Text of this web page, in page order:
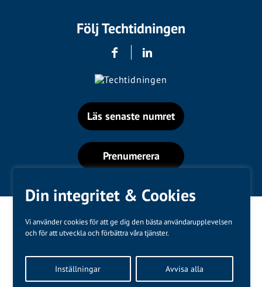
Din integritet & Cookies
Vi använder cookies för att ge dig den bästa användarupplevelsen
och för att utveckla och förbättra våra tjänster.
Inställningar Avvisa alla
Följ Techtidningen
Läs senaste numret
Prenumerera
Kundtjänst